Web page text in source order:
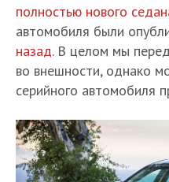
полностью нового
автомобиля были
назад. В целом мы
во внешности, однако
серийного автомобиля